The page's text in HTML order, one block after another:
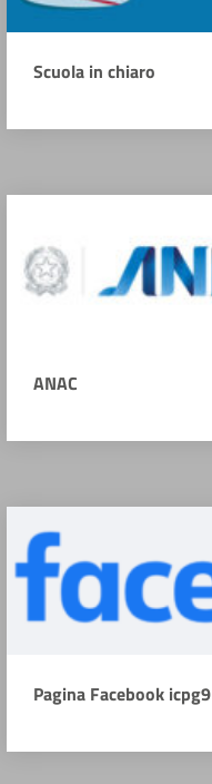
Scuola in chiaro
ANAC
Pagina Facebook icpg9